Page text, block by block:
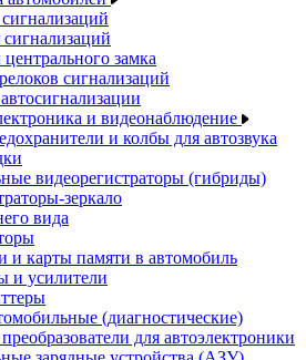
замка
сигнализаций
и видеонаблюдение
и колбы для автозвука
видеорегистраторы (гибриды)
зеркало
вида
и карты памяти в автомобиль
и усилители
(диагностические)
для автоэлектроники